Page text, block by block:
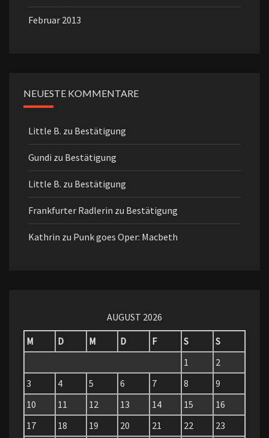
Februar 2013
NEUESTE KOMMENTARE
Little B. zu Bestätigung
Gundi zu Bestätigung
Little B. zu Bestätigung
Frankfurter Radlerin zu Bestätigung
Kathrin zu Punk goes Oper: Macbeth
AUGUST 2026
M
D M D F S
S
1
2
3
4 5 6 7 8
9
10
11 12 13 14 15
16
17
18 19 20 21 22
23